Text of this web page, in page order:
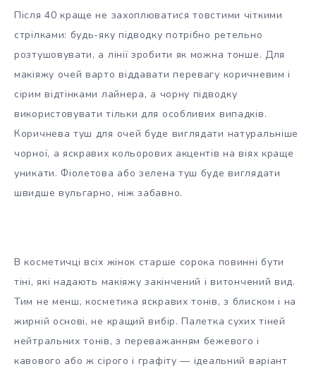
Після 40 краще не захоплюватися товстими чіткими
стрілками: будь-яку підводку потрібно ретельно
розтушовувати, а лінії зробити як можна тонше. Для
макіяжу очей варто віддавати перевагу коричневим і
сірим відтінками лайнера, а чорну підводку
використовувати тільки для особливих випадків.
Коричнева туш для очей буде виглядати натуральніше
чорної, а яскравих кольорових акцентів на віях краще
уникати. Фіолетова або зелена туш буде виглядати
швидше вульгарно, ніж забавно.
В косметичці всіх жінок старше сорока повинні бути
тіні, які надають макіяжу закінчений і витончений вид.
Тим не менш, косметика яскравих тонів, з блиском і на
жирній основі, не кращий вибір. Палетка сухих тіней
нейтральних тонів, з переважанням бежевого і
кавового або ж сірого і графіту — ідеальний варіант